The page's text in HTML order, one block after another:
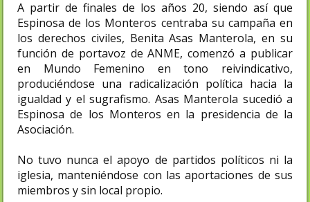
A partir de finales de los años 20, siendo así que
Espinosa de los Monteros centraba su campaña en
los derechos civiles, Benita Asas Manterola, en su
función de portavoz de ANME, comenzó a publicar
en Mundo Femenino en tono reivindicativo,
produciéndose una radicalización política hacia la
igualdad y el sugrafismo. Asas Manterola sucedió a
Espinosa de los Monteros en la presidencia de la
Asociación.
No tuvo nunca el apoyo de partidos políticos ni la
iglesia, manteniéndose con las aportaciones de sus
miembros y sin local propio​.